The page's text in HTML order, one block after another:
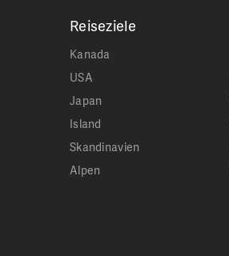
Reiseziele
Kanada
USA
Japan
Island
Skandinavien
Alpen